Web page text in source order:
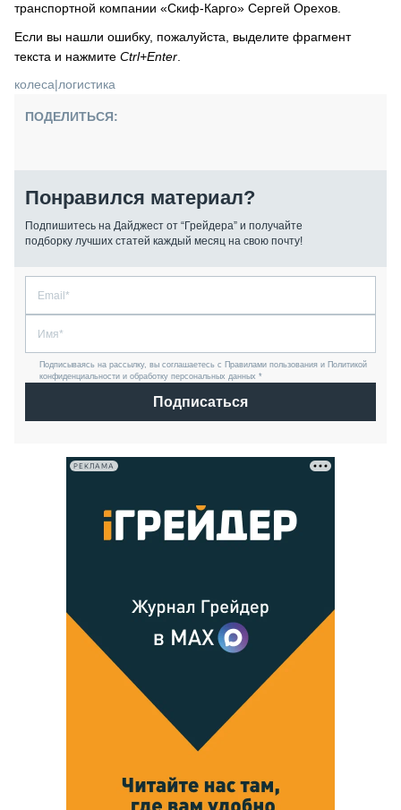
транспортной компании «Скиф-Карго» Сергей Орехов.
Если вы нашли ошибку, пожалуйста, выделите фрагмент
текста и нажмите Ctrl+Enter
колеса|логистика
ПОДЕЛИТЬСЯ:
Понравился материал?
Подпишитесь на Дайджест от “Грейдера” и получайте
подборку лучших статей каждый месяц на свою почту!
Подписываясь на рассылку, вы соглашаетесь с Правилами пользования и Политикой
конфиденциальности и обработку персональных данных *
Подписаться
РЕКЛАМА